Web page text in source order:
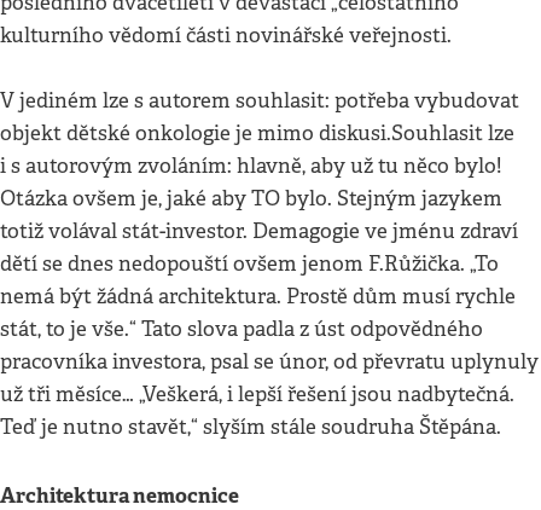
kulturního vědomí části novinářské veřejnosti.
V jediném lze s autorem souhlasit: potřeba vybudovat
objekt dětské onkologie je mimo diskusi.Souhlasit lze
i s autorovým zvoláním: hlavně, aby už tu něco bylo!
Otázka ovšem je, jaké aby TO bylo. Stejným jazykem
totiž volával stát-investor. Demagogie ve jménu zdraví
dětí se dnes nedopouští ovšem jenom F.Růžička. „To
nemá být žádná architektura. Prostě dům musí rychle
stát, to je vše.“ Tato slova padla z úst odpovědného
pracovníka investora, psal se únor, od převratu uplynuly
už tři měsíce… „Veškerá, i lepší řešení jsou nadbytečná.
Teď je nutno stavět,“ slyším stále soudruha Štěpána.
Architektura nemocnice